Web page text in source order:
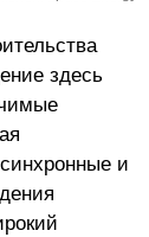
здесь
и